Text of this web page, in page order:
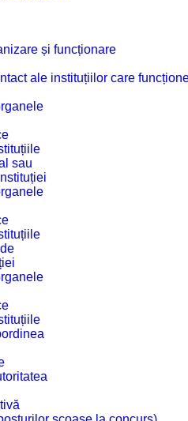
și funcționare
ale instituțiilor care
sau